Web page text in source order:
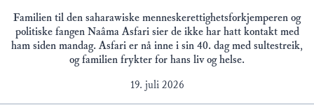
Familien til den saharawiske menneskerettighetsforkjemperen og
politiske fangen Naâma Asfari sier de ikke har hatt kontakt med
ham siden mandag. Asfari er nå inne i sin 40. dag med sultestreik,
og familien frykter for hans liv og helse.
19. juli 2026